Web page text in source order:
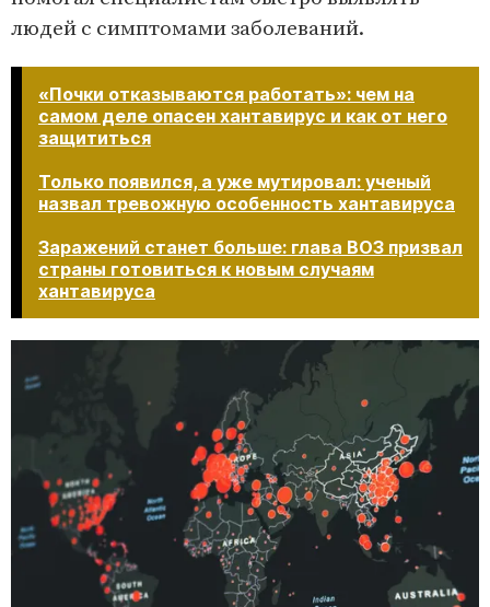
людей с симптомами заболеваний.
«Почки отказываются работать»: чем на
самом деле опасен хантавирус и как от него
защититься
Только появился, а уже мутировал: ученый
назвал тревожную особенность хантавируса
Заражений станет больше: глава ВОЗ призвал
страны готовиться к новым случаям
хантавируса​​​​​​​